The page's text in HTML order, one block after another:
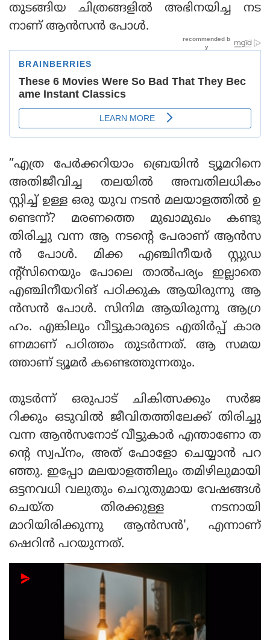
തുടങ്ങിയ ചിത്രങ്ങളില്‍ അഭിനയിച്ച നട
നാണ് ആന്‍സന്‍ പോള്‍.
”എത്ര പേര്‍ക്കറിയാം ബ്രെയിന്‍ ട്യൂമറിനെ
അതിജീവിച്ച തലയില്‍ അമ്പതിലധികം
സ്റ്റിച്ച് ഉള്ള ഒരു യുവ നടന്‍ മലയാളത്തില്‍ ഉ
ണ്ടെന്ന്? മരണത്തെ മുഖാമുഖം കണ്ടു
തിരിച്ചു വന്ന ആ നടന്റെ പേരാണ് ആന്‍സ
ന്‍ പോള്‍. മിക്ക എഞ്ചിനീയര്‍ സ്റ്റുഡ
ന്റ്സിനെയും പോലെ താല്‍പര്യം ഇല്ലാതെ
എഞ്ചിനീയറിങ് പഠിക്കുക ആയിരുന്നു ആ
ന്‍സന്‍ പോള്‍. സിനിമ ആയിരുന്നു ആഗ്ര
ഹം. എങ്കിലും വീട്ടുകാരുടെ എതിര്‍പ്പ് കാര
ണമാണ് പഠിത്തം തുടര്‍ന്നത്. ആ സമയ
ത്താണ് ട്യൂമര്‍ കണ്ടെത്തുന്നതും.
തുടര്‍ന്ന് ഒരുപാട് ചികിത്സക്കും സര്‍ജ
റിക്കും ഒടുവില്‍ ജീവിതത്തിലേക്ക് തിരിച്ചു
വന്ന ആന്‍സനോട് വീട്ടുകാര്‍ എന്താണോ ത
ന്റെ സ്വപ്നം, അത് ഫോളോ ചെയ്യാന്‍ പറ
ഞ്ഞു. ഇപ്പോ മലയാളത്തിലും തമിഴിലുമായി
ഒട്ടനവധി വലുതും ചെറുതുമായ വേഷങ്ങള്‍
ചെയ്ത തിരക്കുള്ള നടനായി
മാറിയിരിക്കുന്നു ആന്‍സന്‍', എന്നാണ്
ഷെറിന്‍ പറയുന്നത്.